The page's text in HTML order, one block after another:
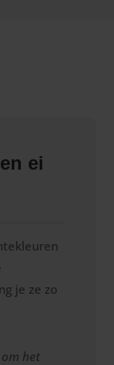
ei
je ze zo
het